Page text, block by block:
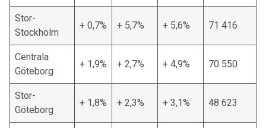
Stor-
Stockholm
+ 0,7% + 5,7% + 5,6% 71 416
Centrala
Göteborg
+ 1,9% + 2,7% + 4,9% 70 550
Stor-
Göteborg
+ 1,8% + 2,3% + 3,1% 48 623